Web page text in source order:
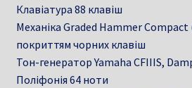
Клавіатура 88 клавіш
Механіка Graded Hammer
покриттям чорних клавіш
Тон-генератор Yamaha CFIIIS,
Поліфонія 64 ноти